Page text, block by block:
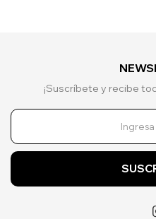
¡Suscríbete y recibe